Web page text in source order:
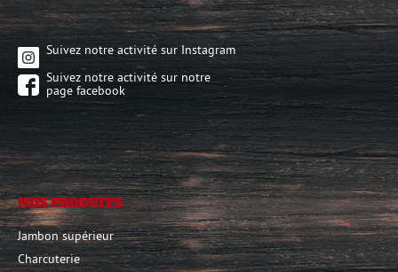
NOS PRODUITS
Jambon supérieur
Charcuterie
Suivez notre activité sur Instagram
Suivez notre activité sur notre
page facebook